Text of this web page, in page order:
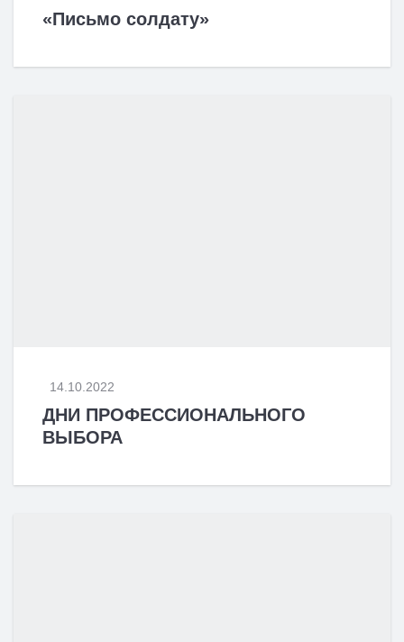
«Письмо солдату»
14.10.2022
ДНИ ПРОФЕССИОНАЛЬНОГО
ВЫБОРА